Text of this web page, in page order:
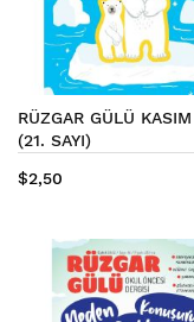
RÜZGAR GÜLÜ
(21. SAYI)
$2,50